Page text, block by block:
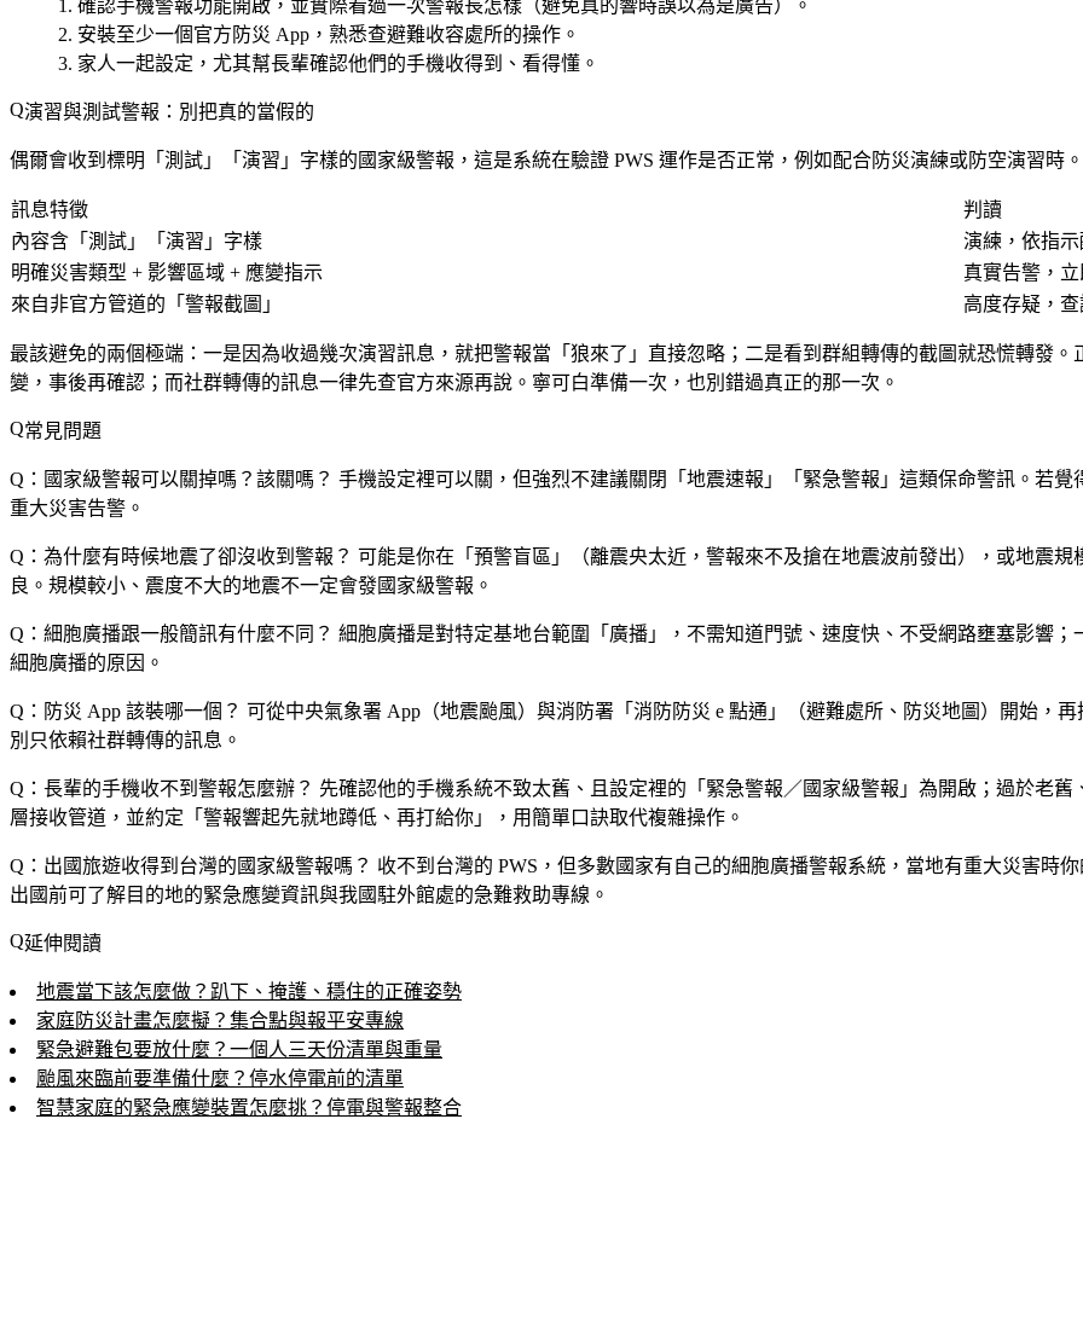
確認手機警報功能開啟 ，並實際看過一次警報長怎樣（避免真的響時誤以為是廣告）。
安裝至少一個官方防災 App ，熟悉查避難收容處所的操作。
家人一起設定 ，尤其幫長輩確認他們的手機收得到、看得懂。
演習與測試警報：別把真的當假的
偶爾會收到標明「測試」「演習」字樣的國家級警報，這是系統在驗證 PWS 運作是否正常，例如配合防災演練或防空演習時
訊息特徵
判讀
內容含「測試」「演習」字樣
演練，依指
明確災害類型 + 影響區域 + 應變指示
真實告警，
來自非官方管道的「警報截圖」
高度存疑，
最該避免的兩個極端：一是因為收過幾次演習訊息，就把警報當「狼來了」直接忽略；二是看到群組轉傳的截圖就恐慌轉發
變 ，事後再確認；而社群轉傳的訊息一律先查官方來源再說。寧可白準備一次，也別錯過真正的那一次。
常見問題
Q：國家級警報可以關掉嗎？該關嗎？ 手機設定裡可以關，但強烈不建議關閉「地震速報」「緊急警報」這類保命警訊。若
重大災害告警。
Q：為什麼有時候地震了卻沒收到警報？ 可能是你在「預警盲區」（離震央太近，警報來不及搶在地震波前發出），或地震
良。規模較小、震度不大的地震不一定會發國家級警報。
Q：細胞廣播跟一般簡訊有什麼不同？ 細胞廣播是對特定基地台範圍「廣播」，不需知道門號、速度快、不受網路壅塞影響
細胞廣播的原因。
Q：防災 App 該裝哪一個？ 可從中央氣象署 App（地震颱風）與消防署「消防防災 e 點通」（避難處所、防災地圖）開始，
別只依賴社群轉傳的訊息。
Q：長輩的手機收不到警報怎麼辦？ 先確認他的手機系統不致太舊、且設定裡的「緊急警報／國家級警報」為開啟；過於老
層接收管道，並約定「警報響起先就地蹲低、再打給你」，用簡單口訣取代複雜操作。
Q：出國旅遊收得到台灣的國家級警報嗎？ 收不到台灣的 PWS，但多數國家有自己的細胞廣播警報系統，當地有重大災害時
出國前可了解目的地的緊急應變資訊與我國駐外館處的急難救助專線。
延伸閱讀
地震當下該怎麼做？趴下、掩護、穩住的正確姿勢
家庭防災計畫怎麼擬？集合點與報平安專線
緊急避難包要放什麼？一個人三天份清單與重量
颱風來臨前要準備什麼？停水停電前的清單
智慧家庭的緊急應變裝置怎麼挑？停電與警報整合